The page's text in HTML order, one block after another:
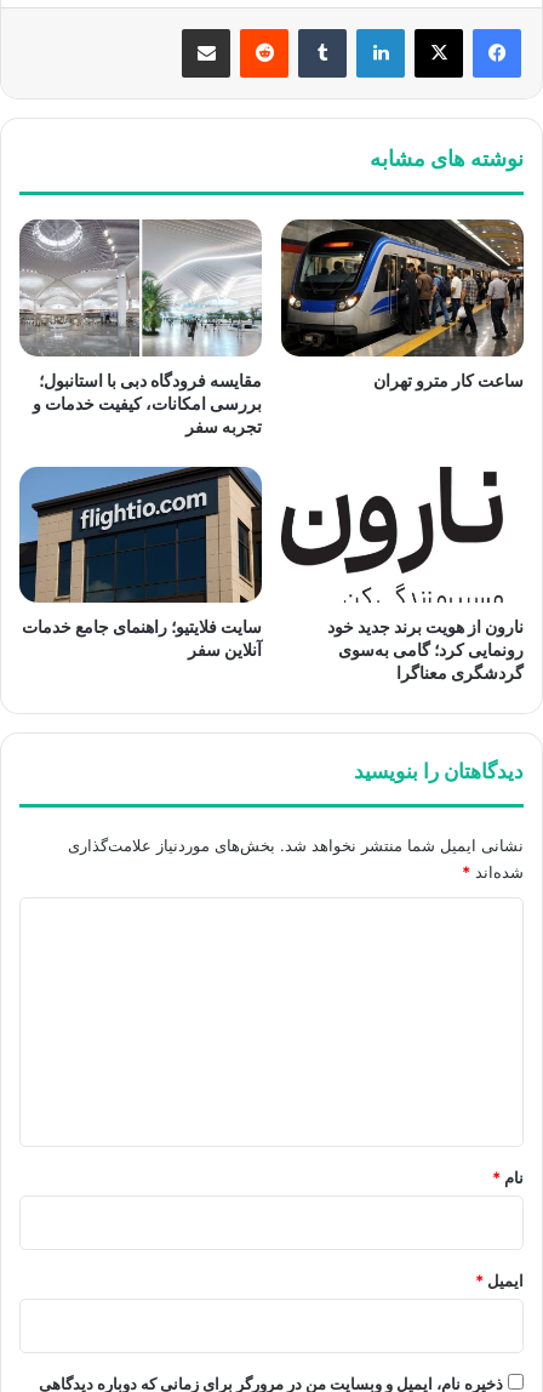
لینکدین ‫تامبلر ‫رددیت اشتراک گذاری از طریق ایمیل
نوشته های مشابه
ساعت کار مترو تهران
مقایسه فرودگاه دبی با استانبول؛
بررسی امکانات، کیفیت خدمات و
تجربه سفر
نارون از هویت برند جدید خود
رونمایی کرد؛ گامی به‌سوی
گردشگری معناگرا
سایت فلایتیو؛ راهنمای جامع خدمات
آنلاین سفر
دیدگاهتان را بنویسید
نشانی ایمیل شما منتشر نخواهد شد. بخش‌های موردنیاز علامت‌گذاری
شده‌اند *
نام *
ایمیل *
ذخیره نام، ایمیل و وبسایت من در مرورگر برای زمانی که دوباره دیدگاهی